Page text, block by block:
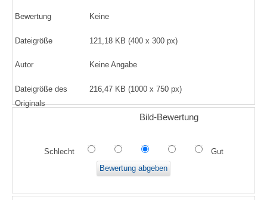
Bewertung Keine
Dateigröße 121,18 KB (400 x 300 px)
Autor Keine Angabe
Dateigröße des
Originals
216,47 KB (1000 x 750 px)
Bild-Bewertung
Schlecht Gut